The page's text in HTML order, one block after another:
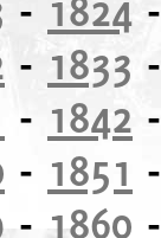
- 1833
- 1842
- 1851
- 1860